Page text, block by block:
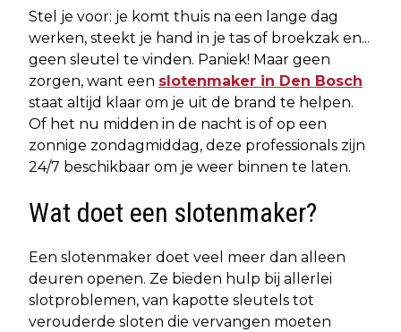
Stel je voor: je komt thuis na een lange dag
werken, steekt je hand in je tas of broekzak en...
geen sleutel te vinden. Paniek! Maar geen
zorgen, want een slotenmaker in Den Bosch
staat altijd klaar om je uit de brand te helpen.
Of het nu midden in de nacht is of op een
zonnige zondagmiddag, deze professionals zijn
24/7 beschikbaar om je weer binnen te laten.
Wat doet een slotenmaker?
Een slotenmaker doet veel meer dan alleen
deuren openen. Ze bieden hulp bij allerlei
slotproblemen, van kapotte sleutels tot
verouderde sloten die vervangen moeten